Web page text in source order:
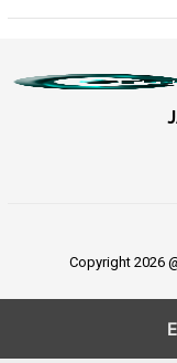
Copyright 2026